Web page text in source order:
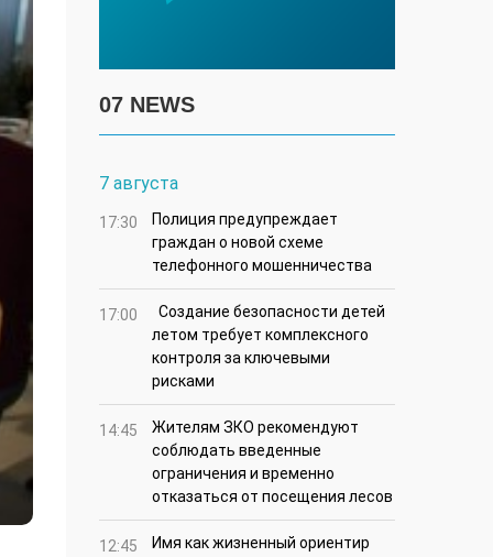
07 NEWS
7 августа
17:30
Полиция предупреждает
граждан о новой схеме
телефонного мошенничества
17:00
Создание безопасности детей
летом требует комплексного
контроля за ключевыми
рисками
14:45
Жителям ЗКО рекомендуют
соблюдать введенные
ограничения и временно
отказаться от посещения лесов
12:45 Имя как жизненный ориентир